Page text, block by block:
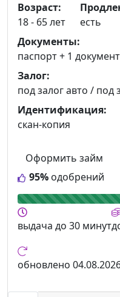
95% одобрений
Оформить займ
Возраст:
18 - 65 лет
есть
Документы:
паспорт + 1 документ
Залог:
под залог авто / под
Идентификация:
скан-копия
выдача до 30 минут
обновлено